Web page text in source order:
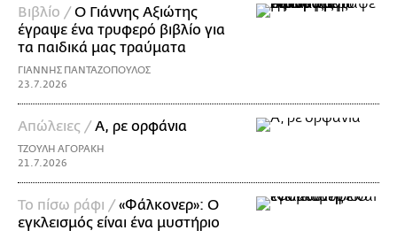
Βιβλίο /Ο Γιάννης Αξιώτης
έγραψε ένα τρυφερό βιβλίο για
τα παιδικά μας τραύματα
ΓΙΑΝΝΗΣ ΠΑΝΤΑΖΟΠΟΥΛΟΣ
23.7.2026
Απώλειες /Α, ρε ορφάνια
ΤΖΟΥΛΗ ΑΓΟΡΑΚΗ
21.7.2026
Το πίσω ράφι /«Φάλκονερ»: Ο
εγκλεισμός είναι ένα μυστήριο